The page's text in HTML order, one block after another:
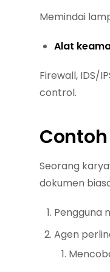
Memindai
Alat
Firewall, IDS/
control.
Seorang
dokumen
Pengguna
Agen